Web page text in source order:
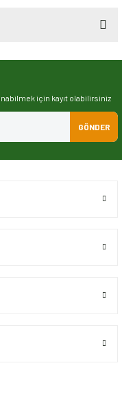
ve diğer konularda
için kayıt olabilirsiniz
GÖNDER